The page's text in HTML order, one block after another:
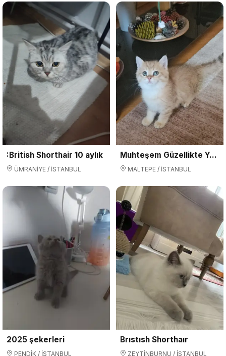
:British Shorthair 10 aylık
ÜMRANİYE / İSTANBUL
Muhteşem Güzellikte Yavrularımız ırk ve sağlık garantilidir.
MALTEPE / İSTANBUL
2025 şekerleri
PENDİK / İSTANBUL
Brıstısh Shorthaır
ZEYTİNBURNU / İSTANBUL